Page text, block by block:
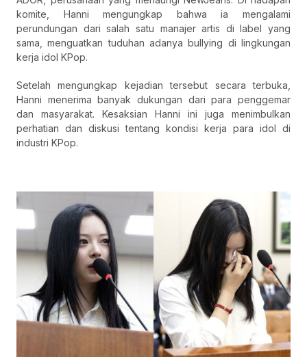
komite, Hanni mengungkap bahwa ia mengalami
perundungan dari salah satu manajer artis di label yang
sama, menguatkan tuduhan adanya bullying di lingkungan
kerja idol KPop.
Setelah mengungkap kejadian tersebut secara terbuka,
Hanni menerima banyak dukungan dari para penggemar
dan masyarakat. Kesaksian Hanni ini juga menimbulkan
perhatian dan diskusi tentang kondisi kerja para idol di
industri KPop.